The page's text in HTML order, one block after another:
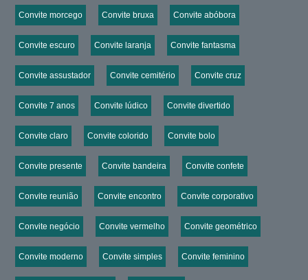
Convite morcego Convite bruxa Convite abóbora
Convite escuro Convite laranja Convite fantasma
Convite assustador Convite cemitério Convite cruz
Convite 7 anos Convite lúdico Convite divertido
Convite claro Convite colorido Convite bolo
Convite presente Convite bandeira Convite confete
Convite reunião Convite encontro Convite corporativo
Convite negócio Convite vermelho Convite geométrico
Convite moderno Convite simples Convite feminino